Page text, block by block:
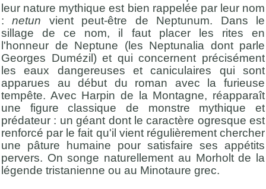
leur nature mythique est bien rappelée par leur nom
:netun vient peut-être de Neptunum. Dans le
sillage de ce nom, il faut placer les rites en
l'honneur de Neptune (les Neptunalia dont parle
Georges Dumézil) et qui concernent précisément
les eaux dangereuses et caniculaires qui sont
apparues au début du roman avec la furieuse
tempête. Avec Harpin de la Montagne, réapparaît
une figure classique de monstre mythique et
prédateur : un géant dont le caractère ogresque est
renforcé par le fait qu'il vient régulièrement chercher
une pâture humaine pour satisfaire ses appétits
pervers. On songe naturellement au Morholt de la
légende tristanienne ou au Minotaure grec.